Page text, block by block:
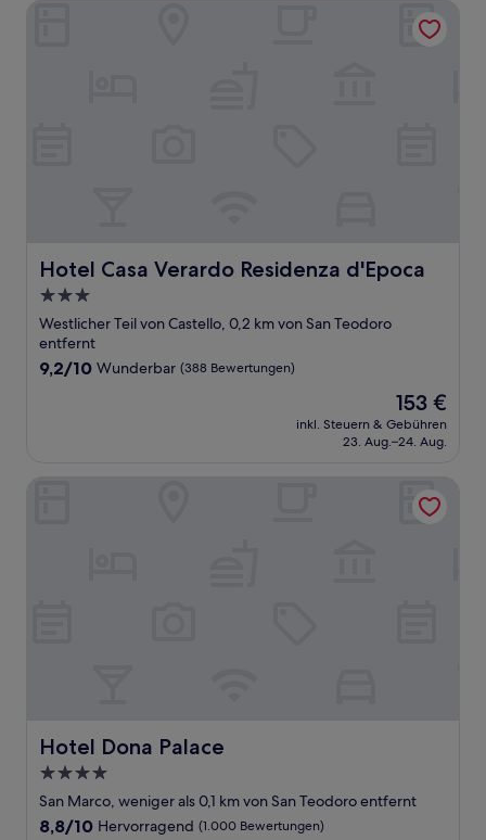
Hotel Casa Verardo Residenza d'Epoca
Hotel Casa Verardo Residenza d'Epoca
3.0-
Sterne-
Unterkunft
Westlicher Teil von Castello, 0,2 km von San Teodoro
entfernt
9.2
9,2/10 Wunderbar (388 Bewertungen)
Der
Preis
beträgt
153 €
inkl. Steuern & Gebühren
23. Aug.–24. Aug.
Hotel Dona Palace
Hotel Dona Palace
4.0-
Sterne-
Unterkunft
San Marco, weniger als 0,1 km von San Teodoro entfernt
8.8
8,8/10 Hervorragend (1.000 Bewertungen)